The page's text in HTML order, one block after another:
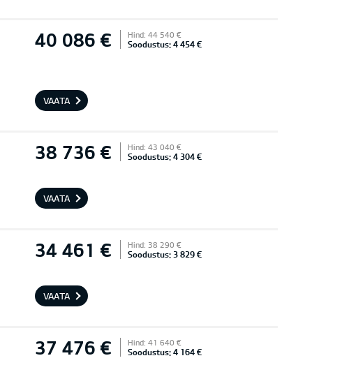
40 086 € Hind: 44 540 €
Soodustus: 4 454 €
VAATA
38 736 € Hind: 43 040 €
Soodustus: 4 304 €
VAATA
34 461 € Hind: 38 290 €
Soodustus: 3 829 €
VAATA
37 476 € Hind: 41 640 €
Soodustus: 4 164 €